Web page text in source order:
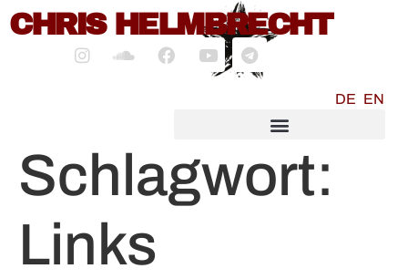
springen
CHRIS HELMBRECHT
DE EN
Schlagwort:
Links